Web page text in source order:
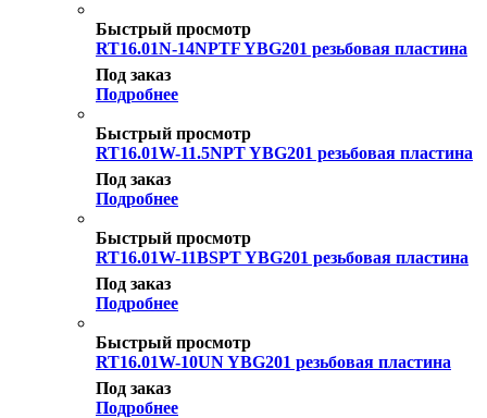
Быстрый просмотр
RT16.01N-14NPTF YBG201 резьбовая пластина
Под заказ
Подробнее
Быстрый просмотр
RT16.01W-11.5NPT YBG201 резьбовая пластина
Под заказ
Подробнее
Быстрый просмотр
RT16.01W-11BSPT YBG201 резьбовая пластина
Под заказ
Подробнее
Быстрый просмотр
RT16.01W-10UN YBG201 резьбовая пластина
Под заказ
Подробнее